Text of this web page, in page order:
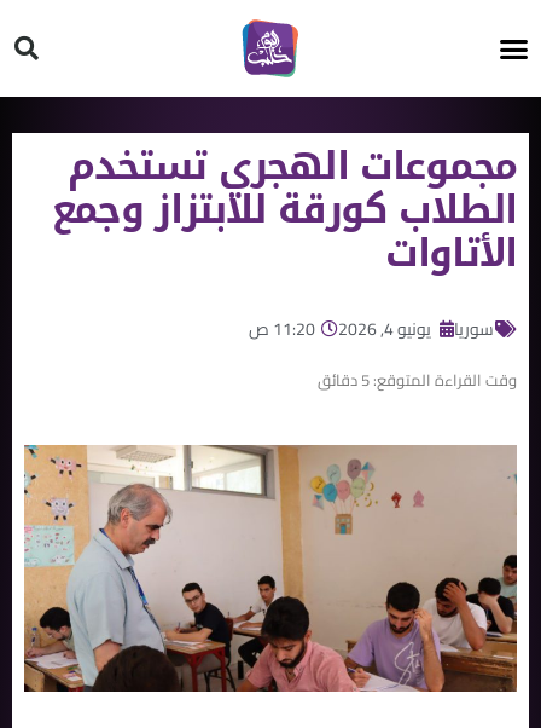
مجموعات الهجري تستخدم
الطلاب كورقة للابتزاز وجمع
الأتاوات
سوريا يونيو 4, 2026 11:20 ص
وقت القراءة المتوقع:5دقائق